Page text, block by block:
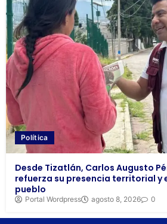
Política
Desde Tizatlán, Carlos Augusto
refuerza su presencia territorial y
pueblo
Portal Wordpress agosto 8, 2026 0